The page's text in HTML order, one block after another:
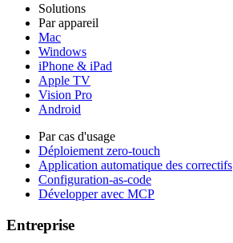
Solutions
Par appareil
Mac
Windows
iPhone & iPad
Apple TV
Vision Pro
Android
Par cas d'usage
Déploiement zero-touch
Application automatique des correctifs
Configuration-as-code
Développer avec MCP
Entreprise